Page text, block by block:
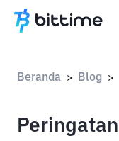
Beranda > Blog >